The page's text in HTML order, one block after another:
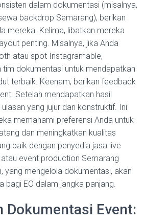
dalam dokumentasi (misalnya,
backdrop Semarang), berikan
mereka. Kelima, libatkan mereka
penting. Misalnya, jika Anda
atau spot Instagramable,
tim dokumentasi untuk mendapatkan
terbaik. Keenam, berikan feedback
Setelah mendapatkan hasil
yang jujur dan konstruktif. Ini
memahami preferensi Anda untuk
dan meningkatkan kualitas
baik dengan penyedia jasa live
event production Semarang
yang mengelola dokumentasi, akan
bagi EO dalam jangka panjang.
Dokumentasi Event: